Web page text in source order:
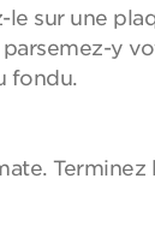
sur une
y
fondu.
Terminez